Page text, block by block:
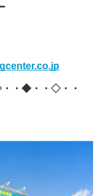
・◆・・◇・・